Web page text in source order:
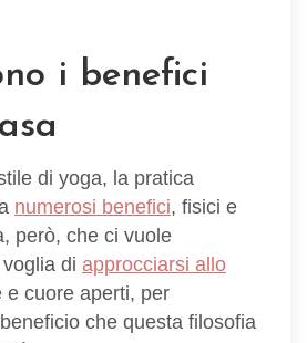
i benefici
di yoga, la pratica
numerosi benefici, fisici e
però, che ci vuole
di approcciarsi allo
e cuore aperti, per
che questa filosofia